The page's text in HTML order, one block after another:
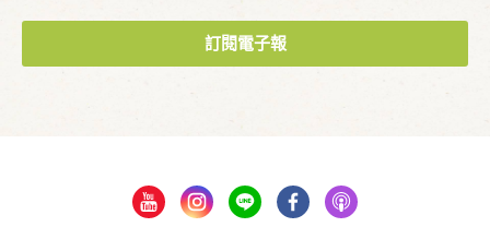
訂閱電子報